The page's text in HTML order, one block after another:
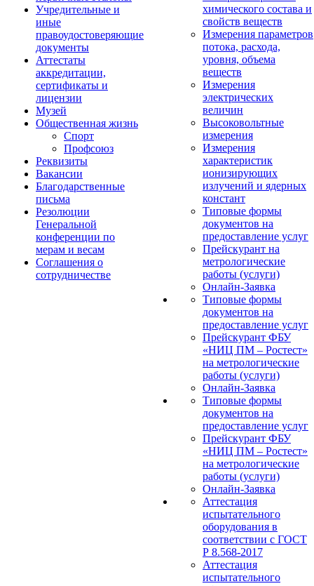
Учредительные и
иные
правоудостоверяющие
документы
Аттестаты
аккредитации,
сертификаты и
лицензии
Музей
Общественная жизнь
Спорт
Профсоюз
Реквизиты
Вакансии
Благодарственные
письма
Резолюции
Генеральной
конференции по
мерам и весам
Соглашения о
сотрудничестве
химического состава и
свойств веществ
Измерения параметров
потока, расхода,
уровня, объема
веществ
Измерения
электрических
величин
Высоковольтные
измерения
Измерения
характеристик
ионизирующих
излучений и ядерных
констант
Типовые формы
документов на
предоставление услуг
Прейскурант на
метрологические
работы (услуги)
Онлайн-Заявка
Типовые формы
документов на
предоставление услуг
Прейскурант ФБУ
«НИЦ ПМ – Ростест»
на метрологические
работы (услуги)
Онлайн-Заявка
Типовые формы
документов на
предоставление услуг
Прейскурант ФБУ
«НИЦ ПМ – Ростест»
на метрологические
работы (услуги)
Онлайн-Заявка
Аттестация
испытательного
оборудования в
соответствии с ГОСТ
Р 8.568-2017
Аттестация
испытательного